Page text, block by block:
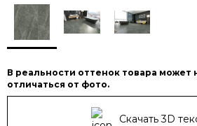
В реальности оттенок товара может
отличаться от фото.
Скачать 3D